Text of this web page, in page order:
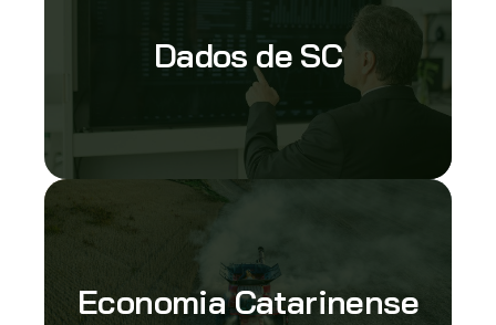
Dados de SC
Economia Catarinense